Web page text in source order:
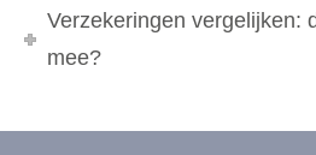
Verzekeringen vergelijken:
mee?